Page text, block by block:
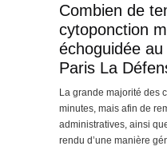
Combien de
cytoponction
échoguidée au
Paris La
La grande majorité des
minutes, mais afin de
administratives, ainsi
rendu d’une manière